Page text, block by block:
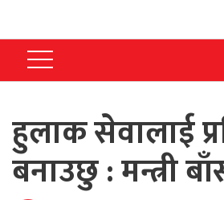
हुलाक सेवालाई
बनाउछु : मन्त्री